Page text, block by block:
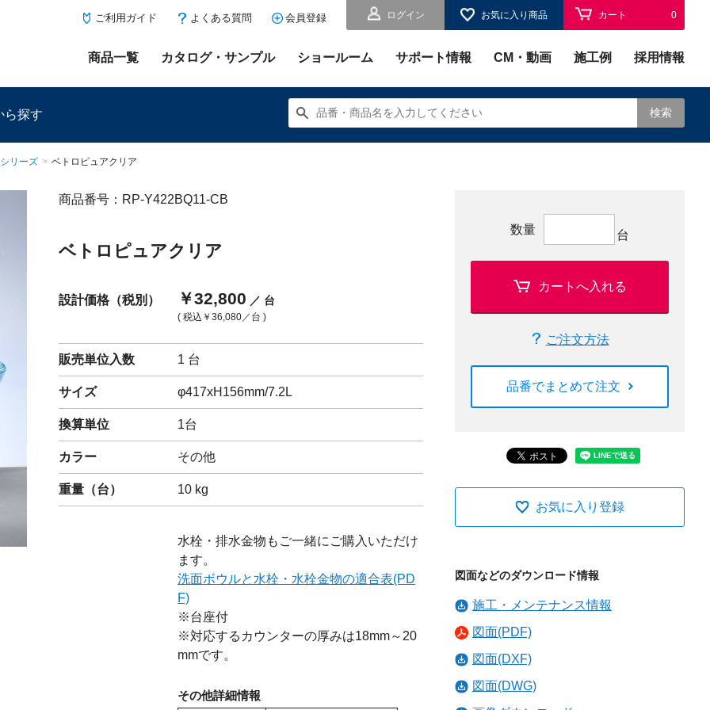
ログイン お気に入り商品 カート 0
ご利用ガイド よくある質問 会員登録
商品一覧 カタログ・サンプル ショールーム サポート情報 CM・動画 施工例 採用情報
ら探す 検索
リーズ > ベトロピュアクリア
商品番号：RP-Y422BQ11-CB
ベトロピュアクリア
設計価格（税別） ￥32,800 ／ 台
( 税込 ￥36,080／台 )
販売単位入数 1 台
サイズ φ417xH156mm/7.2L
換算単位 1台
カラー その他
重量（台） 10 kg
水栓・排水金物もご一緒にご購入いただけ
ます。
洗面ボウルと水栓・水栓金物の適合表(PD
F)
※台座付
※対応するカウンターの厚みは18mm～20
mmです。
その他詳細情報
数量 台
カートへ入れる
ご注文方法
品番でまとめて注文
お気に入り登録
図面などのダウンロード情報
施工・メンテナンス情報
図面(PDF)
図面(DXF)
図面(DWG)